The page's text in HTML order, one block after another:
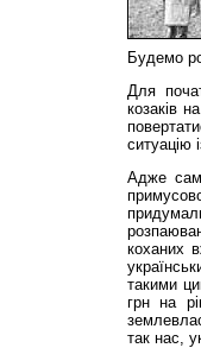
Будемо
Для
козаків
ситуацію
Адже
коханих
такими
грн на
так нас,